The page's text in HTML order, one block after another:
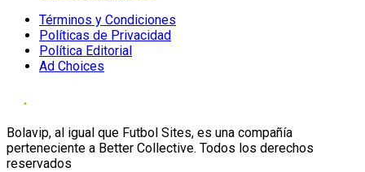
Términos y Condiciones
Políticas de Privacidad
Política Editorial
Ad Choices
Bolavip, al igual que Futbol Sites, es una compañía
perteneciente a Better Collective. Todos los derechos
reservados